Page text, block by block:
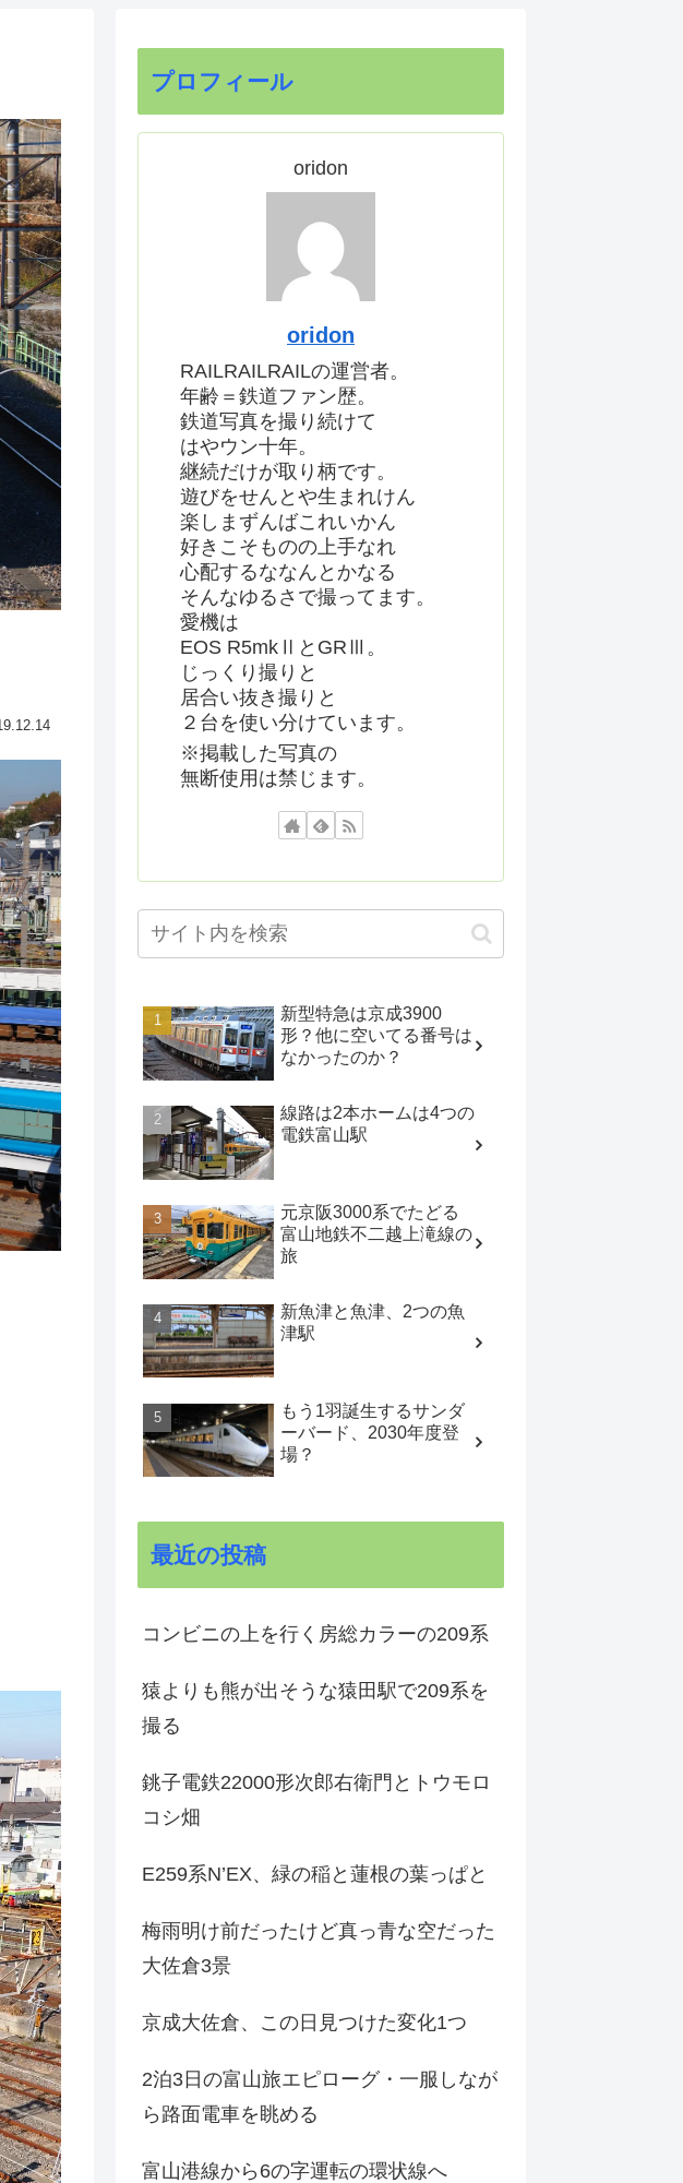
プロフィール
oridon
oridon
RAILRAILRAILの運営者。
年齢＝鉄道ファン歴。
鉄道写真を撮り続けて
はやウン十年。
継続だけが取り柄です。
遊びをせんとや生まれけん
楽しまずんばこれいかん
好きこそものの上手なれ
心配するななんとかなる
そんなゆるさで撮ってます。
愛機は
EOS R5mkⅡとGRⅢ。
じっくり撮りと
居合い抜き撮りと
２台を使い分けています。
※掲載した写真の
無断使用は禁じます。
新型特急は京成3900
形？他に空いてる番号は
なかったのか？
線路は2本ホームは4つの
電鉄富山駅
元京阪3000系でたどる
富山地鉄不二越上滝線の
旅
新魚津と魚津、2つの魚
津駅
もう1羽誕生するサンダ
ーバード、2030年度登
場？
最近の投稿
コンビニの上を行く房総カラーの209系
猿よりも熊が出そうな猿田駅で209系を
撮る
銚子電鉄22000形次郎右衛門とトウモロ
コシ畑
E259系N’EX、緑の稲と蓮根の葉っぱと
梅雨明け前だったけど真っ青な空だった
大佐倉3景
京成大佐倉、この日見つけた変化1つ
2泊3日の富山旅エピローグ・一服しなが
ら路面電車を眺める
富山港線から6の字運転の環状線へ